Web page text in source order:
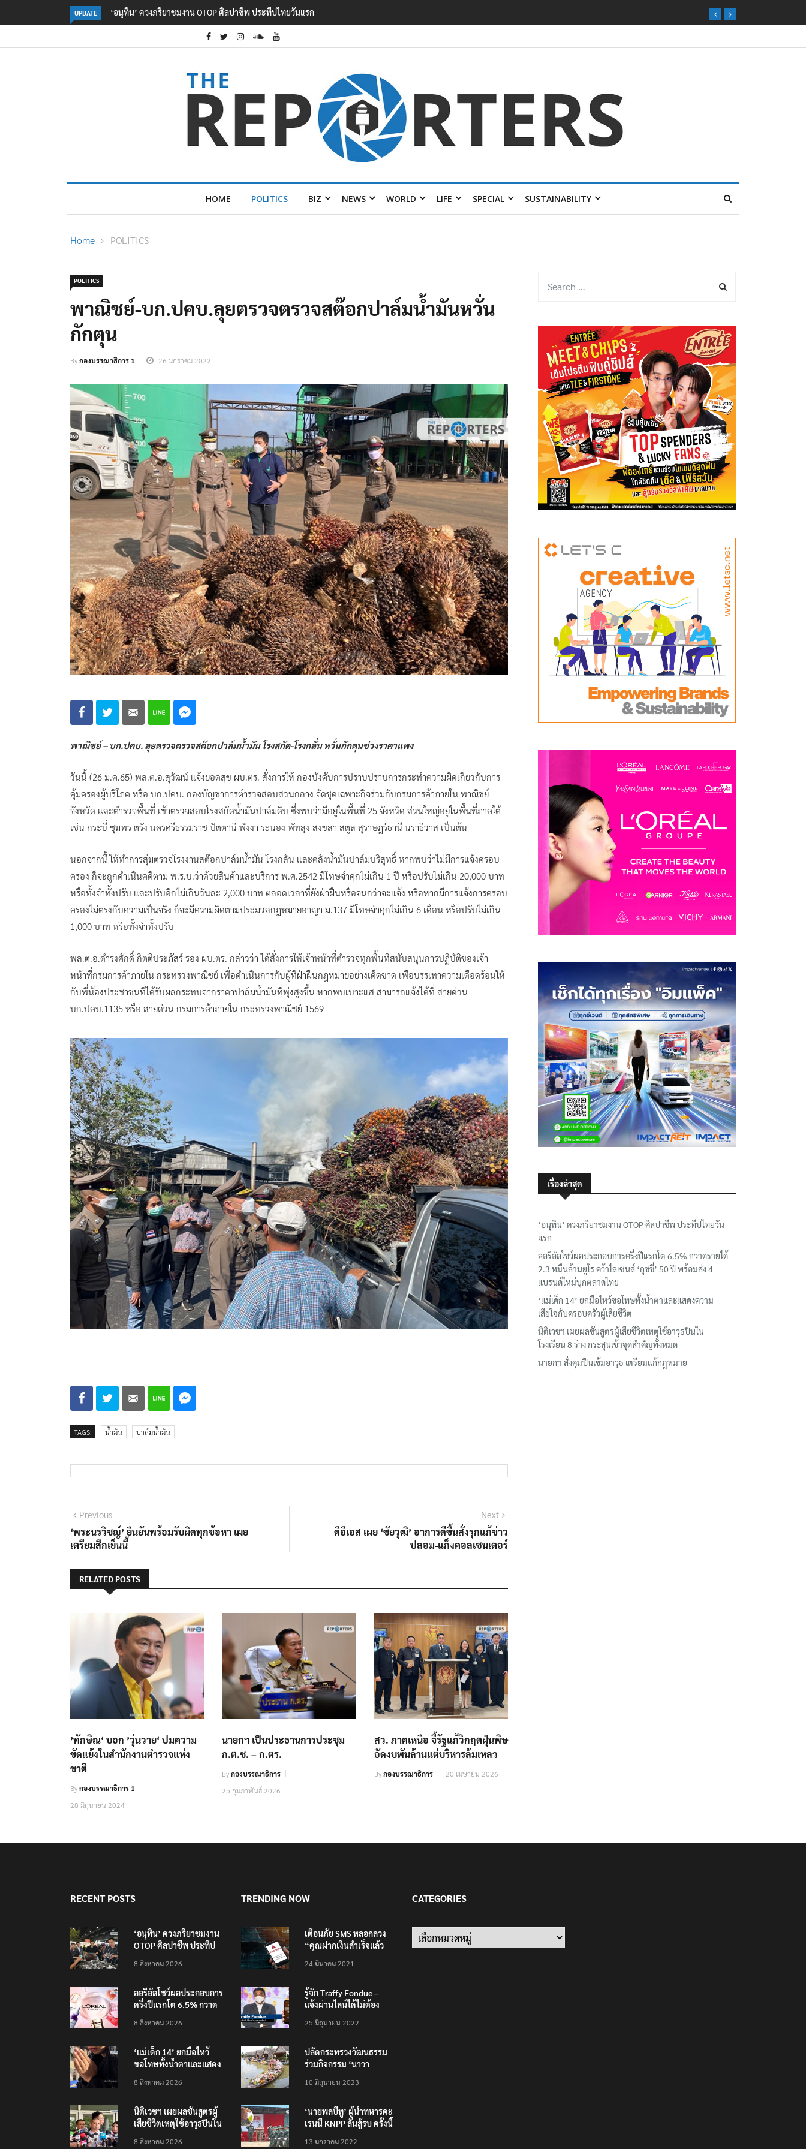
UPDATE ลอรีอัลโชว์ผลประกอบการครึ่งปีแรกโต 6.5% กวาดรายได้ 2.3 หมื่นล้านยูโร คว้าไลเซนส์ ‘กุชชี่’ 50 ปี พร้อมส่ง 4 แบรนด์ใหม่บุกตลาดไทย
HOME POLITICS BIZ NEWS WORLD LIFE SPECIAL SUSTAINABILITY
Home POLITICS
POLITICS
พาณิชย์-บก.ปคบ.ลุยตรวจตรวจสต๊อกปาล์มน้ำมันหวั่น
กักตุน
Byกองบรรณาธิการ 1 26 มกราคม 2022
พาณิชย์ – บก.ปคบ. ลุยตรวจตรวจสต๊อกปาล์มน้ำมัน โรงสกัด-โรงกลั่น หวั่นกักตุนช่วงราคาแพง
วันนี้ (26 ม.ค.65) พล.ต.อ.สุวัฒน์ แจ้งยอดสุข ผบ.ตร. สั่งการให้ กองบังคับการปราบปราบการกระทำความผิดเกี่ยวกับการ
คุ้มครองผู้บริโภค หรือ บก.ปคบ. กองบัญชาการตำรวจสอบสวนกลาง จัดชุดเฉพาะกิจร่วมกับกรมการค้าภายใน พาณิชย์
จังหวัด และตำรวจพื้นที่ เข้าตรวจสอบโรงสกัดน้ำมันปาล์มดิบ ซึ่งพบว่ามีอยู่ในพื้นที่ 25 จังหวัด ส่วนใหญ่อยู่ในพื้นที่ภาคใต้
เช่น กระบี่ ชุมพร ตรัง นครศรีธรรมราช ปัตตานี พังงา ระนอง พัทลุง สงขลา สตูล สุราษฎร์ธานี นราธิวาส เป็นต้น
นอกจากนี้ ให้ทำการสุ่มตรวจโรงงานสต๊อกปาล์มน้ำมัน โรงกลั่น และคลังน้ำมันปาล์มบริสุทธิ์ หากพบว่าไม่มีการแจ้งครอบ
ครอง ก็จะถูกดำเนินคดีตาม พ.ร.บ.ว่าด้วยสินค้าและบริการ พ.ศ.2542 มีโทษจำคุกไม่เกิน 1 ปี หรือปรับไม่เกิน 20,000 บาท
หรือทั้งจำทั้งปรับ และปรับอีกไม่เกินวันละ 2,000 บาท ตลอดเวลาที่ยังฝ่าฝืนหรือจนกว่าจะแจ้ง หรือหากมีการแจ้งการครอบ
ครองไม่ตรงกับความเป็นจริง ก็จะมีความผิดตามประมวลกฎหมายอาญา ม.137 มีโทษจำคุกไม่เกิน 6 เดือน หรือปรับไม่เกิน
1,000 บาท หรือทั้งจำทั้งปรับ
พล.ต.อ.ดำรงศักดิ์ กิตติประภัสร์ รอง ผบ.ตร. กล่าวว่า ได้สั่งการให้เจ้าหน้าที่ตำรวจทุกพื้นที่สนับสนุนการปฏิบัติของเจ้า
หน้าที่กรมการค้าภายใน กระทรวงพาณิชย์ เพื่อดำเนินการกับผู้ที่ฝ่าฝืนกฎหมายอย่างเด็ดขาด เพื่อบรรเทาความเดือดร้อนให้
กับพี่น้องประชาชนที่ได้รับผลกระทบจากราคาปาล์มน้ำมันที่พุ่งสูงขึ้น หากพบเบาะแส สามารถแจ้งได้ที่ สายด่วน
บก.ปคบ.1135 หรือ สายด่วน กรมการค้าภายใน กระทรวงพาณิชย์ 1569
TAGS: น้ำมัน ปาล์มน้ำมัน
แนะแนว
เรื่อง
PreviousPrevious
post:
‘พระนรวิชญ์’ ยืนยันพร้อมรับผิดทุกข้อหา เผย
เตรียมสึกเย็นนี้
Next
ดีอีเอส เผย ‘ชัยวุฒิ’ อาการดีขึ้นสั่งรุกแก้ข่าว
ปลอม-แก็งคอลเซนเตอร์
RELATED POSTS
’ทักษิณ‘ บอก ’วุ่นวาย‘ ปมความ
ขัดแย้งในสำนักงานตำรวจแห่ง
ชาติ
Byกองบรรณาธิการ 1
28 มิถุนายน 2024
นายกฯ เป็นประธานการประชุม
ก.ต.ช. – ก.ตร.
Byกองบรรณาธิการ
25 กุมภาพันธ์ 2026
สว. ภาคเหนือ จี้รัฐแก้วิกฤตฝุ่นพิษ
อัดงบพันล้านแต่บริหารล้มเหลว
Byกองบรรณาธิการ 20 เมษายน 2026
เรื่องล่าสุด
‘อนุทิน’ ควงภริยาชมงาน OTOP ศิลปาชีพ ประทีปไทยวัน
แรก
ลอรีอัลโชว์ผลประกอบการครึ่งปีแรกโต 6.5% กวาดรายได้
2.3 หมื่นล้านยูโร คว้าไลเซนส์ ‘กุชชี่’ 50 ปี พร้อมส่ง 4
แบรนด์ใหม่บุกตลาดไทย
‘แม่เด็ก 14’ ยกมือไหว้ขอโทษทั้งน้ำตาและแสดงความ
เสียใจกับครอบครัวผู้เสียชีวิต
นิติเวชฯ เผยผลชันสูตรผู้เสียชีวิตเหตุใช้อาวุธปืนใน
โรงเรียน 8 ร่าง กระสุนเข้าจุดสำคัญทั้งหมด
นายกฯ สั่งคุมปืนเข้มอาวุธ เตรียมแก้กฎหมาย
RECENT POSTS
‘อนุทิน’ ควงภริยาชมงาน
OTOP ศิลปาชีพ ประทีป
8 สิงหาคม 2026
ลอรีอัลโชว์ผลประกอบการ
ครึ่งปีแรกโต 6.5% กวาด
คว้าไลเซนส์ ‘กุชชี่’ 50 ปี
ตลาดไทย
8 สิงหาคม 2026
‘แม่เด็ก 14’ ยกมือไหว้
ขอโทษทั้งน้ำตาและแสดง
เสียชีวิต
8 สิงหาคม 2026
นิติเวชฯ เผยผลชันสูตรผู้
เสียชีวิตเหตุใช้อาวุธปืนใน
8 สิงหาคม 2026
TRENDING NOW
เตือนภัย SMS หลอกลวง
“คุณฝากเงินสำเร็จแล้ว
200,000 บาท”
24 มีนาคม 2021
รู้จัก Traffy Fondue –
แจ้งผ่านไลน์ได้ไม่ต้อง
ทั่วไทย ไม่ใช่แค่ในกรุง
25 มิถุนายน 2022
ปลัดกระทรวงวัฒนธรรม
ร่วมกิจกรรม ‘นาวา
ตักบาตรทางน้ำ
10 มิถุนายน 2023
‘นายพลบีทู’ ผู้นำทหารคะ
เรนนี KNPP ลั่นสู้รบ ครั้งนี้
13 มกราคม 2022
CATEGORIES
Categories